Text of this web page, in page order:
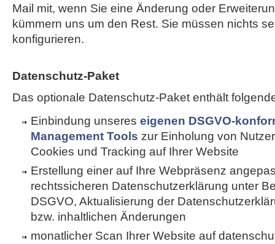
Mail mit, wenn Sie eine Änderung oder
kümmern uns um den Rest. Sie müssen nichts
konfigurieren.
Datenschutz-Paket
Das optionale Datenschutz-Paket enthält
Einbindung unseres eigenen DSGVO-
Management Tools zur Einholung von
Cookies und Tracking auf Ihrer Website
Erstellung einer auf Ihre Webpräsenz
rechtssicheren Datenschutzerklärung unter
DSGVO, Aktualisierung der
bzw. inhaltlichen Änderungen
monatlicher Scan Ihrer Website auf